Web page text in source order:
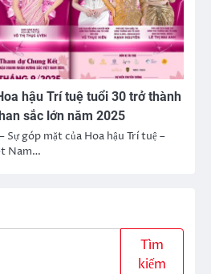
hậu Trí tuệ tuổi 30 trở thành
sắc lớn năm 2025
Sự góp mặt của Hoa hậu Trí tuệ –
Nam…
Tìm
kiếm